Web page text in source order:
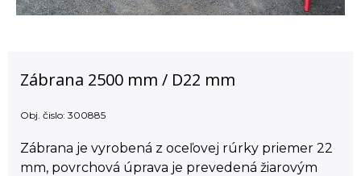
Zábrana 2500 mm / D22 mm
Obj. čislo: 300885
Zábrana je vyrobená z oceľovej rúrky priemer 22
mm, povrchová úprava je prevedená žiarovým